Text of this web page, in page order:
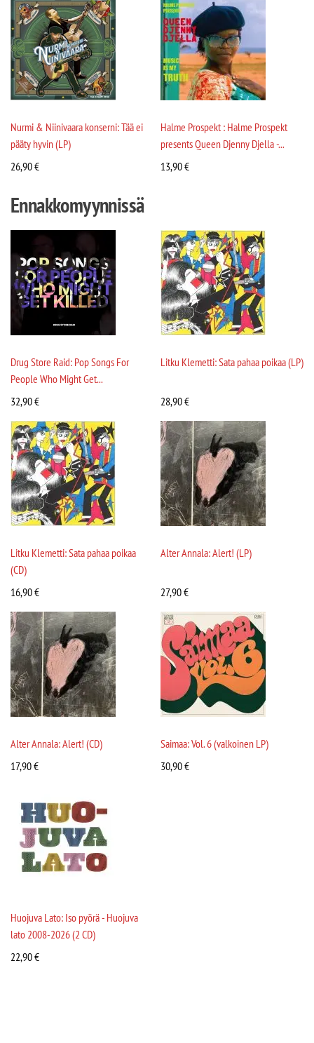
Nurmi & Niinivaara konserni: Tää ei
pääty hyvin (LP)
26,90€
Halme Prospekt : Halme Prospekt
presents Queen Djenny Djella -...
13,90€
Ennakkomyynnissä
Drug Store Raid: Pop Songs For
People Who Might Get...
32,90€
Litku Klemetti: Sata pahaa poikaa (LP)
28,90€
Litku Klemetti: Sata pahaa poikaa
(CD)
16,90€
Alter Annala: Alert! (LP)
27,90€
Alter Annala: Alert! (CD)
17,90€
Saimaa: Vol. 6 (valkoinen LP)
30,90€
Huojuva Lato: Iso pyörä - Huojuva
lato 2008-2026 (2 CD)
22,90€